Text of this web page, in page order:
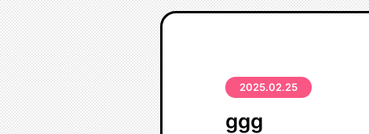
2025.02.25
ggg